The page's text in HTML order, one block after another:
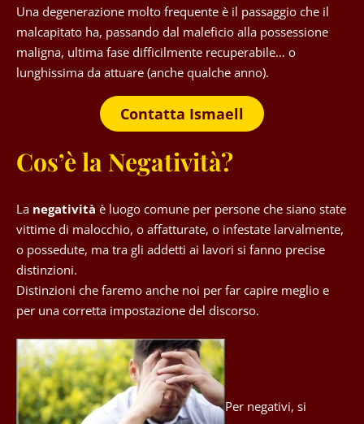
Una degenerazione molto frequente è il passaggio che il
malcapitato ha, passando dal maleficio alla possessione
maligna, ultima fase difficilmente recuperabile… o
lunghissima da attuare (anche qualche anno).
Contatta Ismaell
Cos’è la Negatività?
La negatività è luogo comune per persone che siano state
vittime di malocchio, o affatturate, o infestate larvalmente,
o possedute, ma tra gli addetti ai lavori si fanno precise
distinzioni.
Distinzioni che faremo anche noi per far capire meglio e
per una corretta impostazione del discorso.
Per negativi, si